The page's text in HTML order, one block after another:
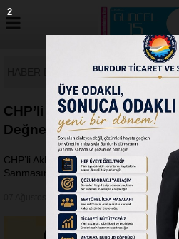
1
CHP’li Akbulut’tan Sert
Değneksiz Köy Sanmasın”
CHP’li Akbulut’tan Sert Çıkış: “Kimse
Sanmasın”
07 Ağustos 2025 - Perşembe 09:03